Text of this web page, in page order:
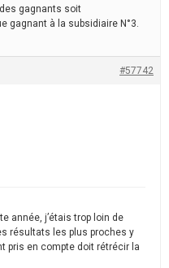
gagnants soit
gagnant à la subsidiaire N°3.
#57742
année, j’étais trop loin de
résultats les plus proches y
pris en compte doit rétrécir la